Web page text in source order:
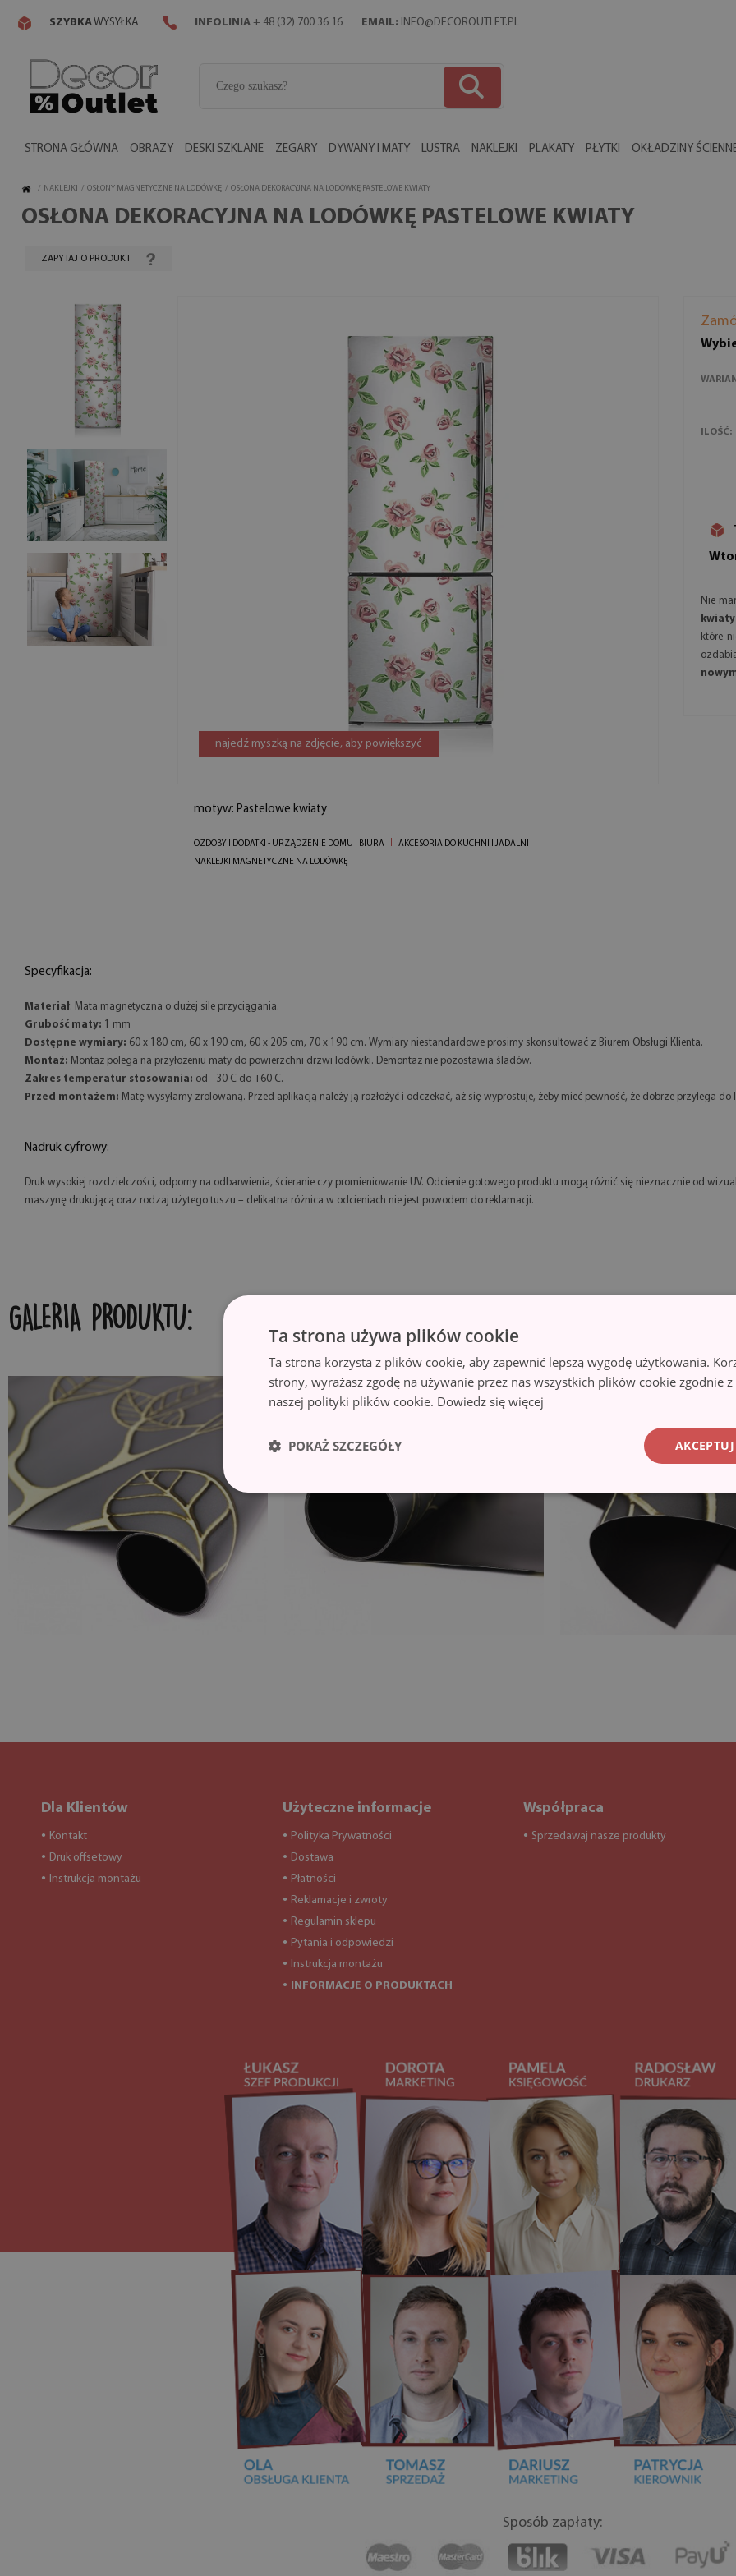
SZYBKAWYSYŁKA INFOLINIA + 48 (32) 700 36 16 EMAIL: INFO@DECOROUTLET.PL
STRONA GŁÓWNA OBRAZY DESKI SZKLANE ZEGARY DYWANY I MATY LUSTRA NAKLEJKI PLAKATY PŁYTKI OKŁADZINY
/ NAKLEJKI / OSŁONY MAGNETYCZNE NA LODÓWKĘ / OSŁONA DEKORACYJNA NA LODÓWKĘ PASTELOWE KWIATY
OSŁONA DEKORACYJNA NA LODÓWKĘ PASTELOWE KWIATY
ZAPYTAJ O PRODUKT
najedź myszką na zdjęcie, aby powiększyć
motyw: Pastelowe kwiaty
OZDOBY I DODATKI - URZĄDZENIE DOMU I BIURA
AKCESORIA DO KUCHNI I JADALNI
NAKLEJKI MAGNETYCZNE NA LODÓWKĘ
ILOŚĆ:
Nie
które
Specyfikacja:
Materiał: Mata magnetyczna o dużej sile przyciągania.
Grubość maty: 1 mm
Dostępne wymiary: 60 x 180 cm, 60 x 190 cm, 60 x 205 cm, 70 x 190 cm. Wymiary niestandardowe prosimy skonsultować z Biurem Obsługi Klienta.
Montaż: Montaż polega na przyłożeniu maty do powierzchni drzwi lodówki. Demontaż nie pozostawia śladów.
Zakres temperatur stosowania: od –30 C do +60 C.
Przed montażem: Matę wysyłamy zrolowaną. Przed aplikacją należy ją rozłożyć i odczekać, aż się wyprostuje, żeby mieć pewność, że dobrze przylega do
Nadruk cyfrowy:
Druk wysokiej rozdzielczości, odporny na odbarwienia, ścieranie czy promieniowanie UV. Odcienie gotowego produktu mogą różnić się nieznacznie od
maszynę drukującą oraz rodzaj użytego tuszu – delikatna różnica w odcieniach nie jest powodem do reklamacji.
GALERIA PRODUKTU:
Dla Klientów
● Kontakt
● Druk offsetowy
● Instrukcja montażu
Użyteczne informacje
● Polityka Prywatności
● Dostawa
● Płatności
● Reklamacje i zwroty
● Regulamin sklepu
● Pytania i odpowiedzi
● Instrukcja montażu
● INFORMACJE O PRODUKTACH
Współpraca
● Sprzedawaj nasze produkty
Sposób zapłaty:
Ta strona używa plików cookie
Ta strona korzysta z plików cookie, aby zapewnić lepszą wygodę użytkowania.
strony, wyrażasz zgodę na używanie przez nas wszystkich plików cookie zgodnie
naszej polityki plików cookie. Dowiedz się więcej
POKAŻ SZCZEGÓŁY